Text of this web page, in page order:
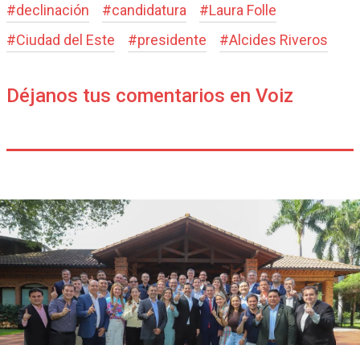
#declinación #candidatura #Laura Folle
#Ciudad del Este #presidente #Alcides Riveros
Déjanos tus comentarios en Voiz